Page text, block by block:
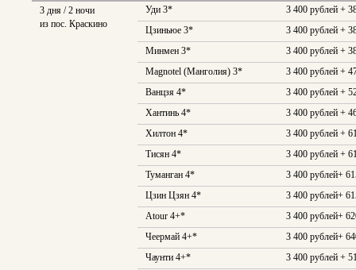
3 дня / 2 ночи
из пос. Краскино
Уди 3*
3 400 рублей +
Цзиньюе 3*
3 400 рублей +
Минмен 3*
3 400 рублей +
Magnotel (Манголия) 3*
3 400 рублей +
Ванцзя 4*
3 400 рублей +
Хантинь 4*
3 400 рублей +
Хилтон 4*
3 400 рублей +
Тисян 4*
3 400 рублей +
Туманган 4*
3 400 рублей+
Цзин Цзян 4*
3 400 рублей+
Atour 4+*
3 400 рублей+
Чеермай 4+*
3 400 рублей+
Чаунти 4+*
3 400 рублей +